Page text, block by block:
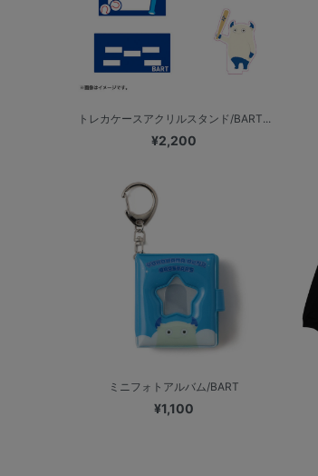
トレカケースアクリルスタンド/BART...
¥2,200
ミニフォトアルバム/BART
¥1,100